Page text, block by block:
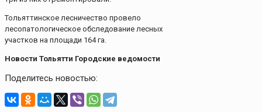
Тольяттинское лесничество провело
лесопатологическое обследование лесных
участков на площади 164 га.
Новости Тольятти Городские ведомости
Поделитесь новостью: